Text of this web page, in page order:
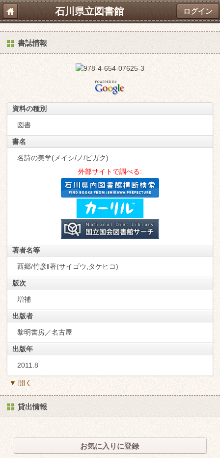
石川県立図書館 ログイン
書誌情報
資料の種別
図書
書名
名詩の美学(メイシ/ノ/ビガク)
外部サイトで調べる:
著者名等
西郷/竹彦‖著(サイゴウ,タケヒコ)
版次
増補
出版者
黎明書房／名古屋
出版年
2011.8
▼ 開く
貸出情報
お気に入りに登録